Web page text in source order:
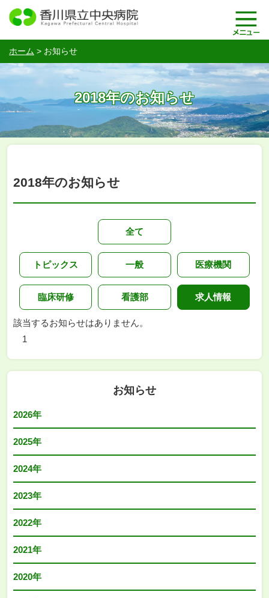
ホーム > お知らせ
2018年のお知らせ
2018年のお知らせ
全て
トピックス 一般 医療機関
臨床研修 看護部 求人情報
該当するお知らせはありません。
1
お知らせ
2026年
2025年
2024年
2023年
2022年
2021年
2020年